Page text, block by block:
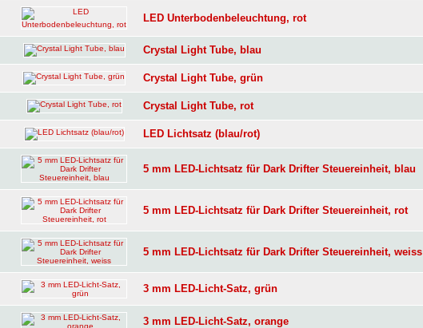
LED Unterbodenbeleuchtung, rot
Crystal Light Tube, blau
Crystal Light Tube, grün
Crystal Light Tube, rot
LED Lichtsatz (blau/rot)
5 mm LED-Lichtsatz für Dark Drifter Steuereinheit, blau
5 mm LED-Lichtsatz für Dark Drifter Steuereinheit, rot
5 mm LED-Lichtsatz für Dark Drifter Steuereinheit, weiss
3 mm LED-Licht-Satz, grün
3 mm LED-Licht-Satz, orange